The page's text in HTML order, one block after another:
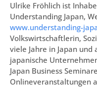
Ulrike Fröhlich ist
Understanding Japan,
www.understanding-
Volkswirtschaftlerin,
viele Jahre in Japan
japanische
Japan Business
Onlineveranstaltungen